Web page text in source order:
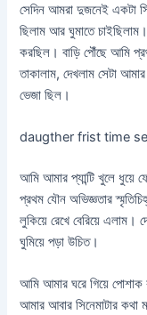
সেদিন আমরা দুজনেই একটা
ছিলাম আর ঘুমাতে
করছিল। বাড়ি পৌঁছে আমি
তাকালাম, দেখলাম সেটা
ভেজা ছিল।
daugther frist time
আমি আমার প্যান্টি খুলে ধুয়ে
প্রথম যৌন অভিজ্ঞতার
লুকিয়ে রেখে বেরিয়ে এলাম।
ঘুমিয়ে পড়া উচিত।
আমি আমার ঘরে গিয়ে পোশাক
আমার আবার সিনেমাটার